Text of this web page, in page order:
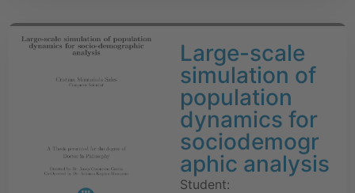
Large-scale
simulation of
population
dynamics for
sociodemogr
aphic analysis
Student: